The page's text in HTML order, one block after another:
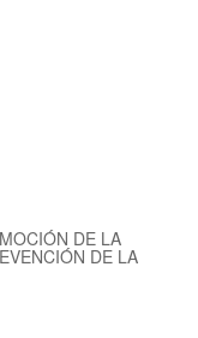
DE LA
DE LA